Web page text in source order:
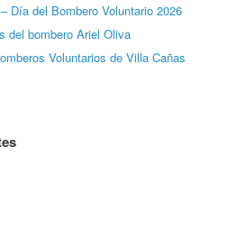
Día del Bombero Voluntario 2026
del bombero Ariel Oliva
Voluntarios de Villa Cañas